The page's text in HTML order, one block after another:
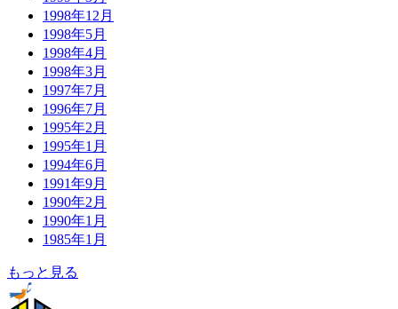
1998年12月
1998年5月
1998年4月
1998年3月
1997年7月
1996年7月
1995年2月
1995年1月
1994年6月
1991年9月
1990年2月
1990年1月
1985年1月
もっと見る